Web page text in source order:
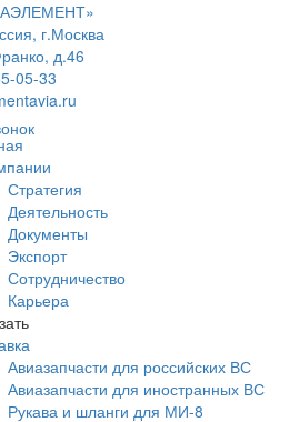
г.Москва
д.46
05-33
Стратегия
Деятельность
Документы
Экспорт
Сотрудничество
Карьера
Авиазапчасти для российских ВС
Авиазапчасти для иностранных ВС
Рукава и шланги для МИ-8